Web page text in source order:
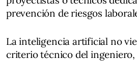
prevención de riesgos
La inteligencia artificial no
criterio técnico del ingeniero,